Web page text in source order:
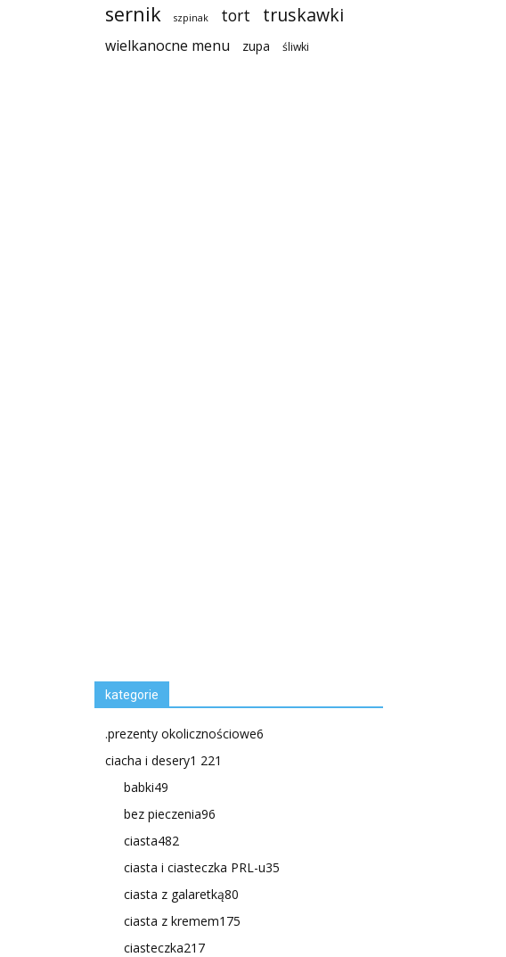
sernik
szpinak tort truskawki
wielkanocne menu zupa śliwki
kategorie
.prezenty okolicznościowe6
ciacha i desery1 221
babki49
bez pieczenia96
ciasta482
ciasta i ciasteczka PRL-u35
ciasta z galaretką80
ciasta z kremem175
ciasteczka217